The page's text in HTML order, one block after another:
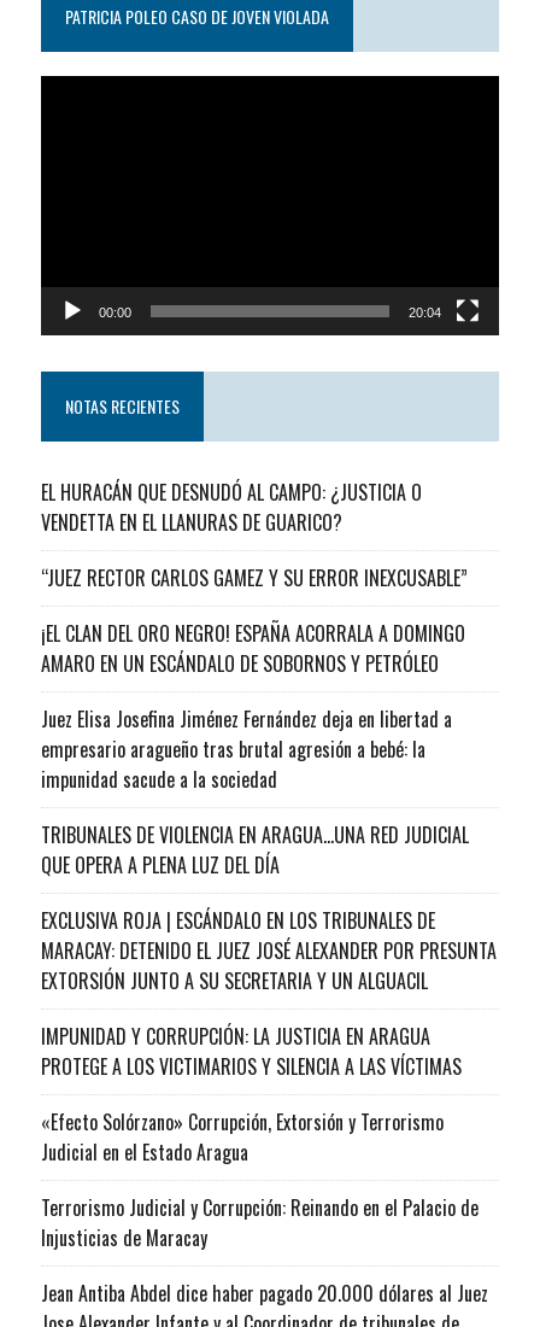
PATRICIA POLEO CASO DE JOVEN VIOLADA
00:00 20:04
NOTAS RECIENTES
EL HURACÁN QUE DESNUDÓ AL CAMPO: ¿JUSTICIA O
VENDETTA EN EL LLANURAS DE GUARICO?
“JUEZ RECTOR CARLOS GAMEZ Y SU ERROR INEXCUSABLE”
¡EL CLAN DEL ORO NEGRO! ESPAÑA ACORRALA A DOMINGO
AMARO EN UN ESCÁNDALO DE SOBORNOS Y PETRÓLEO
Juez Elisa Josefina Jiménez Fernández deja en libertad a
empresario aragueño tras brutal agresión a bebé: la
impunidad sacude a la sociedad
TRIBUNALES DE VIOLENCIA EN ARAGUA…UNA RED JUDICIAL
QUE OPERA A PLENA LUZ DEL DÍA
EXCLUSIVA ROJA | ESCÁNDALO EN LOS TRIBUNALES DE
MARACAY: DETENIDO EL JUEZ JOSÉ ALEXANDER POR PRESUNTA
EXTORSIÓN JUNTO A SU SECRETARIA Y UN ALGUACIL
IMPUNIDAD Y CORRUPCIÓN: LA JUSTICIA EN ARAGUA
PROTEGE A LOS VICTIMARIOS Y SILENCIA A LAS VÍCTIMAS
«Efecto Solórzano» Corrupción, Extorsión y Terrorismo
Judicial en el Estado Aragua
Terrorismo Judicial y Corrupción: Reinando en el Palacio de
Injusticias de Maracay
Jean Antiba Abdel dice haber pagado 20.000 dólares al Juez